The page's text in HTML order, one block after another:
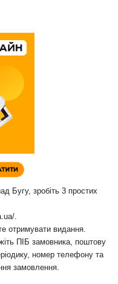
Бугу, зробіть 3 простих
.
отримувати видання.
ПІБ замовника, поштову
номер телефону та
замовлення.